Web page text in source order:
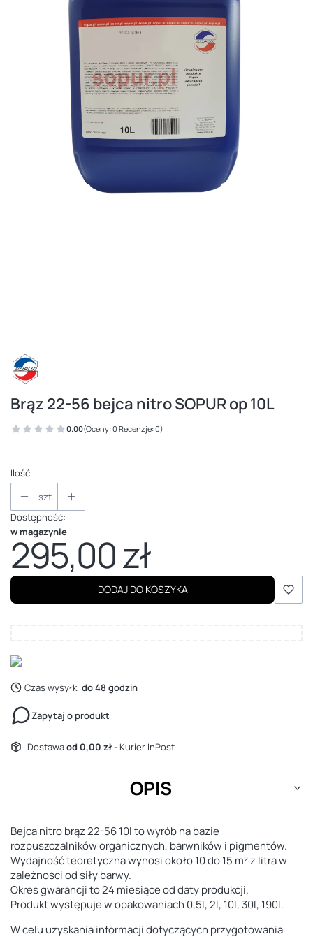
Brąz 22-56 bejca nitro SOPUR op 10L
0.00(Oceny: 0 Recenzje: 0)
Ilość
szt.
Dostępność:
w magazynie
Cena
295,00 zł
DODAJ DO KOSZYKA
Czas wysyłki:do 48 godzin
Zapytaj o produkt
Dostawaod 0,00 zł- Kurier InPost
OPIS
Bejca nitro brąz 22-56 10l to wyrób na bazie
rozpuszczalników organicznych, barwników i pigmentów.
Wydajność teoretyczna wynosi około 10 do 15 m² z litra w
zależności od siły barwy.
Okres gwarancji to 24 miesiące od daty produkcji.
Produkt występuje w opakowaniach 0,5l, 2l, 10l, 30l, 190l.
W celu uzyskania informacji dotyczących przygotowania